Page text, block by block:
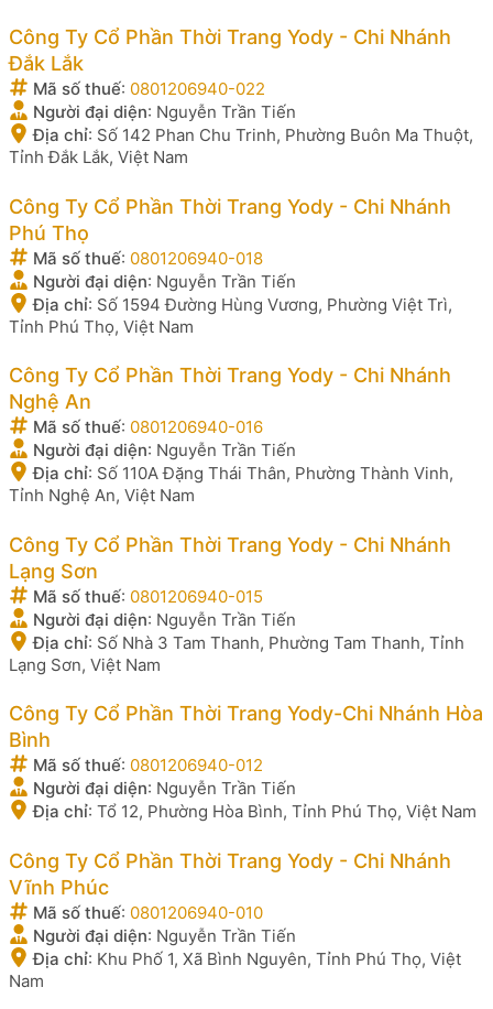
Công Ty Cổ Phần Thời Trang Yody - Chi Nhánh
Đắk Lắk
Mã số thuế: 0801206940-022
Người đại diện: Nguyễn Trần Tiến
Địa chỉ: Số 142 Phan Chu Trinh, Phường Buôn Ma Thuột,
Tỉnh Đắk Lắk, Việt Nam
Công Ty Cổ Phần Thời Trang Yody - Chi Nhánh
Phú Thọ
Mã số thuế: 0801206940-018
Người đại diện: Nguyễn Trần Tiến
Địa chỉ: Số 1594 Đường Hùng Vương, Phường Việt Trì,
Tỉnh Phú Thọ, Việt Nam
Công Ty Cổ Phần Thời Trang Yody - Chi Nhánh
Nghệ An
Mã số thuế: 0801206940-016
Người đại diện: Nguyễn Trần Tiến
Địa chỉ: Số 110A Đặng Thái Thân, Phường Thành Vinh,
Tỉnh Nghệ An, Việt Nam
Công Ty Cổ Phần Thời Trang Yody - Chi Nhánh
Lạng Sơn
Mã số thuế: 0801206940-015
Người đại diện: Nguyễn Trần Tiến
Địa chỉ: Số Nhà 3 Tam Thanh, Phường Tam Thanh, Tỉnh
Lạng Sơn, Việt Nam
Công Ty Cổ Phần Thời Trang Yody-Chi Nhánh Hòa
Bình
Mã số thuế: 0801206940-012
Người đại diện: Nguyễn Trần Tiến
Địa chỉ: Tổ 12, Phường Hòa Bình, Tỉnh Phú Thọ, Việt Nam
Công Ty Cổ Phần Thời Trang Yody - Chi Nhánh
Vĩnh Phúc
Mã số thuế: 0801206940-010
Người đại diện: Nguyễn Trần Tiến
Địa chỉ: Khu Phố 1, Xã Bình Nguyên, Tỉnh Phú Thọ, Việt
Nam